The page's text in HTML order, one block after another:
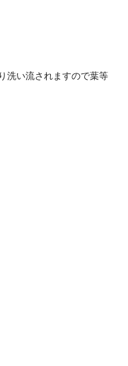
洗い流されますので葉等